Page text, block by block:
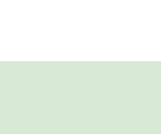
🌱 У